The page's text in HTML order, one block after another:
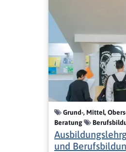
Grund-, Mittel,
Beratung
und